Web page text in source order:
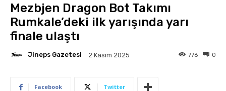
Mezbjen Dragon Bot Takımı
Rumkale’deki ilk yarışında yarı
finale ulaştı
Jineps Gazetesi 2 Kasım 2025 0
776
Facebook Twitter